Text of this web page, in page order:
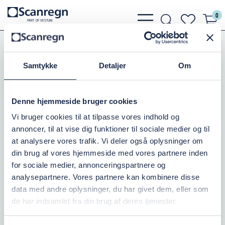
Samtykke Detaljer Om
Denne hjemmeside bruger cookies
Vi bruger cookies til at tilpasse vores indhold og
annoncer, til at vise dig funktioner til sociale medier og til
at analysere vores trafik. Vi deler også oplysninger om
din brug af vores hjemmeside med vores partnere inden
for sociale medier, annonceringspartnere og
analysepartnere. Vores partnere kan kombinere disse
data med andre oplysninger, du har givet dem, eller som
de har indsamlet fra din brug af deres tjenester.
PARTOF VESTUM
bars
light
search
light
heart 0
Pumper
Motorkoblinger
BØSNING 1610 - 16MM
Varenr.:
På lager: 1
135,00 DKKinkl. moms
Læg i kurv